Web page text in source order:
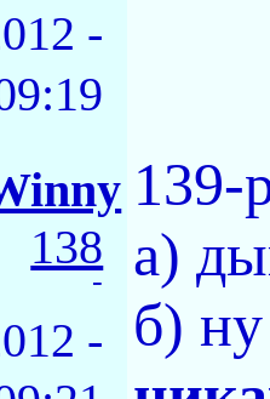
-
138
-
-
139-
а)
б)